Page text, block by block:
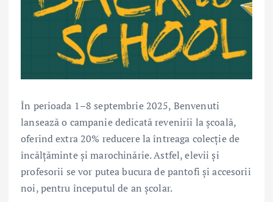
În perioada 1–8 septembrie 2025, Benvenuti
lansează o campanie dedicată revenirii la școală,
oferind extra 20% reducere la întreaga colecție de
încălțăminte și marochinărie. Astfel, elevii și
profesorii se vor putea bucura de pantofi și accesorii
noi, pentru începutul de an școlar.